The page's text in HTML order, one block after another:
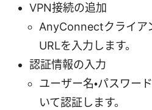
VPN接続の追加
AnyConnectクライア
URLを入力します。
認証情報の入力
ユーザー名・パスワー
いて認証します。